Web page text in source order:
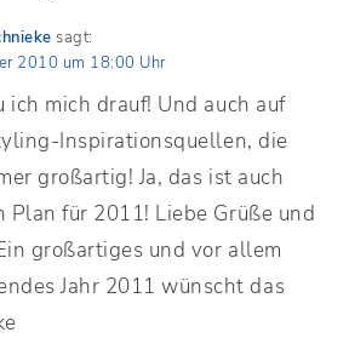
sagt:
2010 um 18:00 Uhr
ich mich drauf! Und auch auf
Inspirationsquellen, die
großartig! Ja, das ist auch
Plan für 2011! Liebe Grüße und
großartiges und vor allem
Jahr 2011 wünscht das